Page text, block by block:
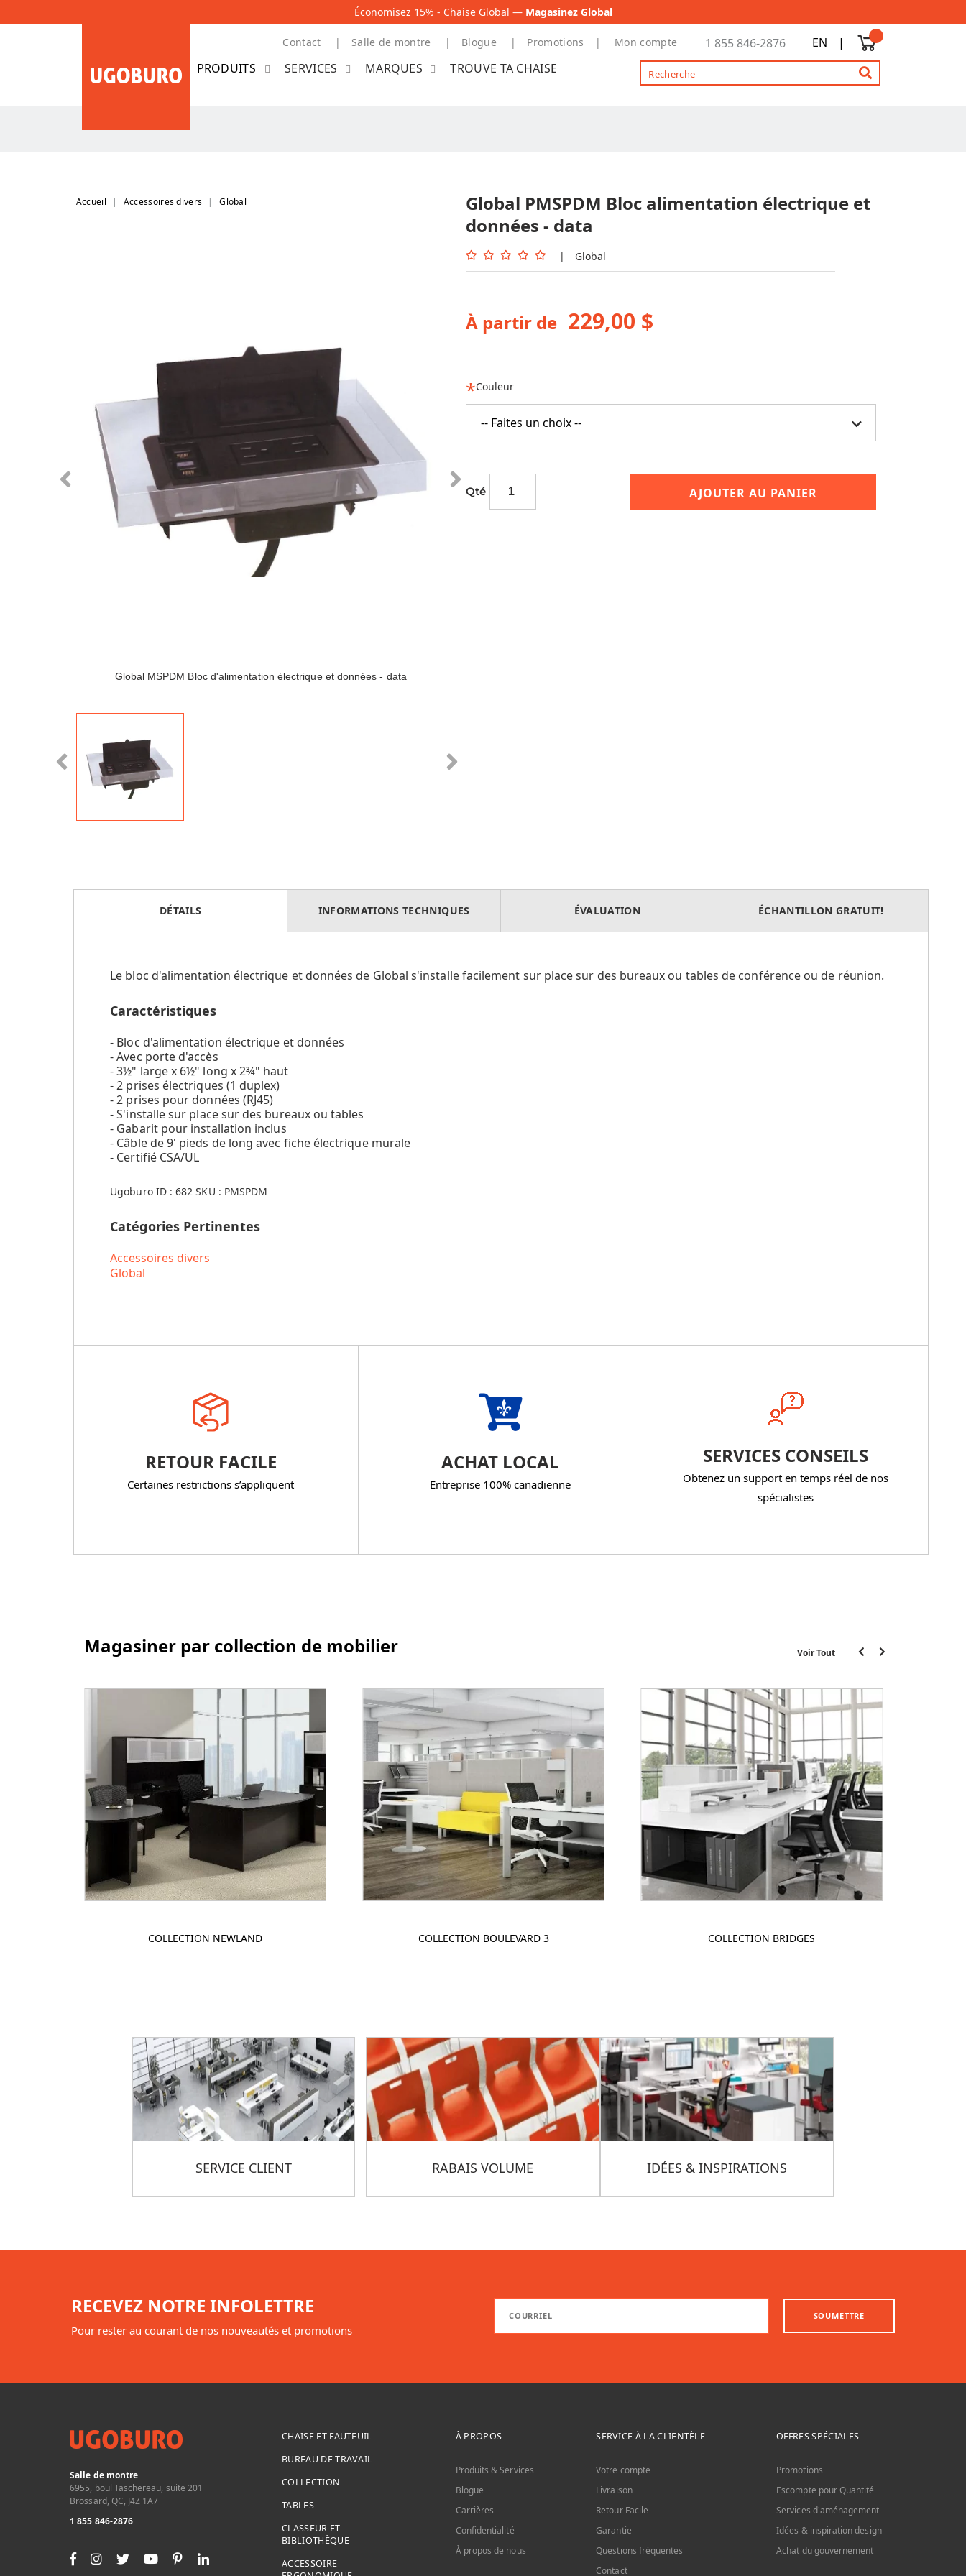
Économisez 15% - Chaise Global — Magasinez Global
Contact Salle de montre Blogue Promotions Mon compte 1 855 846-2876 EN
|
SERVICES
MARQUES TROUVE TA CHAISE
Accueil Accessoires divers Global
Global MSPDM Bloc d'alimentation électrique et données - data
Global PMSPDM Bloc alimentation électrique et
données - data
| Global
À partir de 229,00 $
Couleur
-- Faites un choix --
Qté AJOUTER AU PANIER
DÉTAILS
Le bloc d'alimentation électrique et données de Global s'installe facilement sur place sur des bureaux ou tables de conférence ou de réunion.
Caractéristiques
- Bloc d'alimentation électrique et données
- Avec porte d'accès
- 3½" large x 6½" long x 2¾" haut
- 2 prises électriques (1 duplex)
- 2 prises pour données (RJ45)
- S'installe sur place sur des bureaux ou tables
- Gabarit pour installation inclus
- Câble de 9' pieds de long avec fiche électrique murale
- Certifié CSA/UL
Ugoburo ID :682 SKU : PMSPDM
Catégories Pertinentes
Accessoires divers
Global
INFORMATIONS TECHNIQUES ÉVALUATION ÉCHANTILLON GRATUIT!
RETOUR FACILE
Certaines restrictions s’appliquent
ACHAT LOCAL
Entreprise 100% canadienne
SERVICES CONSEILS
Obtenez un support en temps réel de nos
spécialistes
Magasiner par collection de mobilier Voir Tout
COLLECTION NEWLAND COLLECTION BOULEVARD 3 COLLECTION BRIDGES
SERVICE CLIENT RABAIS VOLUME IDÉES & INSPIRATIONS
RECEVEZ NOTRE INFOLETTRE
Pour rester au courant de nos nouveautés et promotions
SOUMETTRE
Salle de montre
6955, boul Taschereau, suite 201
Brossard, QC, J4Z 1A7
1 855 846-2876
CHAISE ET FAUTEUIL
BUREAU DE TRAVAIL
COLLECTION
TABLES
CLASSEUR ET
BIBLIOTHÈQUE
ACCESSOIRE
À PROPOS
Produits & Services
Blogue
Carrières
Confidentialité
À propos de nous
SERVICE À LA CLIENTÈLE
Votre compte
Livraison
Retour Facile
Garantie
Questions fréquentes
Contact
OFFRES SPÉCIALES
Promotions
Escompte pour Quantité
Services d'aménagement
Idées & inspiration design
Achat du gouvernement